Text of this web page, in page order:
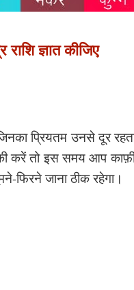
ज्ञात कीजिए
प्रियतम उनसे दूर
तो इस समय आप काफ़ी
फिरने जाना ठीक रहेगा।